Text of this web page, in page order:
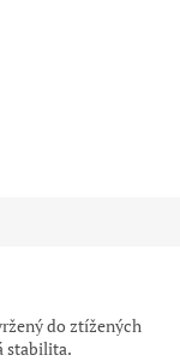
do ztížených
stabilita.